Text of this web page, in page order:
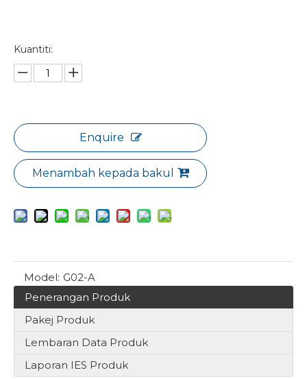
Kuantiti:
Enquire
Menambah kepada bakul
Model: G02-A
Penerangan Produk
Pakej Produk
Lembaran Data Produk
Laporan IES Produk